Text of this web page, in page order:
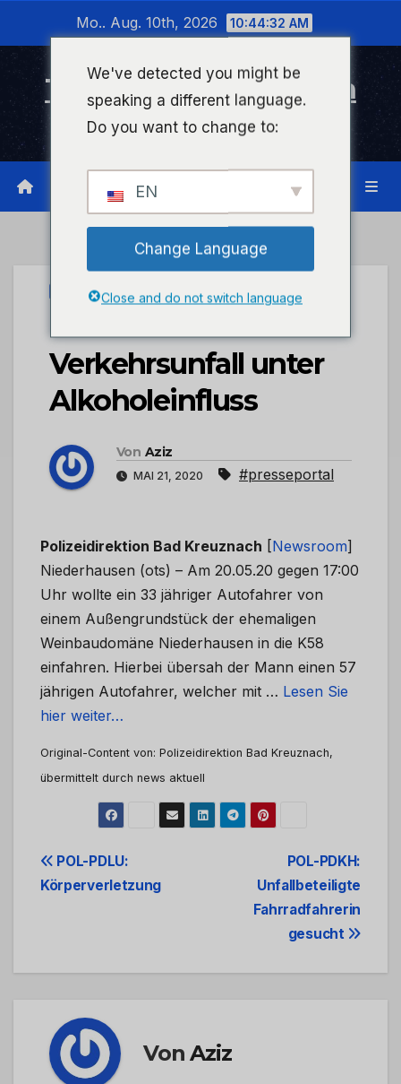
wechseln
Mo.. Aug. 10th, 2026 10:44:32 AM
Timeline Bad Kreuznach
Infonetzwerk für Bad Kreuznach
PRESSEPORTAL
POL-PDKH:
Verkehrsunfall unter
Alkoholeinfluss
Von Aziz
MAI 21, 2020 #presseportal
Polizeidirektion Bad Kreuznach [Newsroom]
Niederhausen (ots) – Am 20.05.20 gegen 17:00
Uhr wollte ein 33 jähriger Autofahrer von
einem Außengrundstück der ehemaligen
Weinbaudomäne Niederhausen in die K58
einfahren. Hierbei übersah der Mann einen 57
jährigen Autofahrer, welcher mit … Lesen Sie
hier weiter…
Original-Content von: Polizeidirektion Bad Kreuznach,
übermittelt durch news aktuell
Beitrags-
Navigation
POL-PDKH:
Unfallbeteiligte
Fahrradfahrerin
gesucht
POL-PDLU:
Körperverletzung
VonAziz
We've detected you might be
speaking a different language.
Do you want to change to:
EN
Change Language
Close and do not switch language